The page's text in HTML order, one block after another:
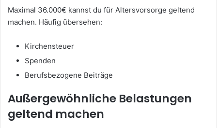
Maximal 36.000€ kannst du für Altersvorsorge geltend
machen. Häufig übersehen:
Kirchensteuer
Spenden
Berufsbezogene Beiträge
Außergewöhnliche Belastungen
geltend machen